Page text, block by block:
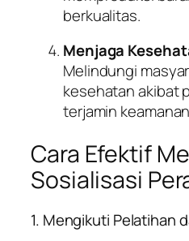
berkualitas.
Menjaga
Melindungi
kesehatan akibat
terjamin
Cara Efektif
Sosialisasi
1. Mengikuti Pelatihan